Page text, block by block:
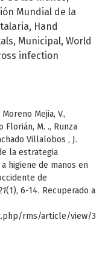
Mundial de la
Hand
Municipal World
infection
Mejia, V.,
Florián, M. ., Runza
Villalobos , J.
la estrategia
higiene de manos en
de
(1), 6-14. Recuperado a
rms/article/view/3